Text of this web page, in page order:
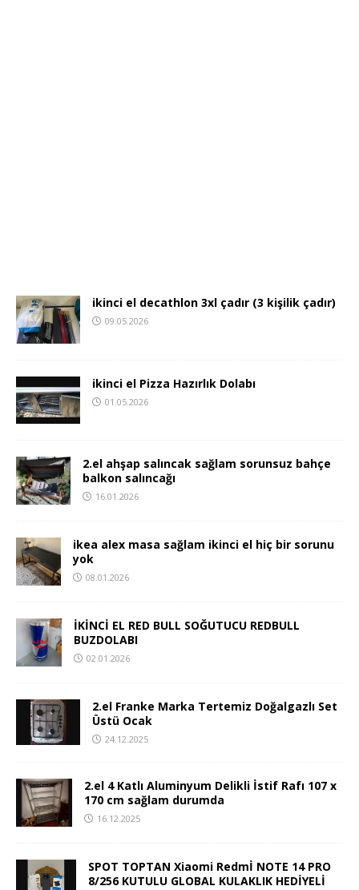
ikinci el decathlon 3xl çadır (3 kişilik çadır)
09.05.2026
ikinci el Pizza Hazırlık Dolabı
01.05.2026
2.el ahşap salıncak sağlam sorunsuz bahçe
balkon salıncağı
16.01.2026
ikea alex masa sağlam ikinci el hiç bir sorunu
yok
08.01.2026
İKİNCİ EL RED BULL SOĞUTUCU REDBULL
BUZDOLABI
02.01.2026
2.el Franke Marka Tertemiz Doğalgazlı Set
Üstü Ocak
24.12.2025
2.el 4 Katlı Aluminyum Delikli İstif Rafı 107 x
170 cm sağlam durumda
16.12.2025
SPOT TOPTAN Xiaomi Redmİ NOTE 14 PRO
8/256 KUTULU GLOBAL KULAKLIK HEDİYELİ